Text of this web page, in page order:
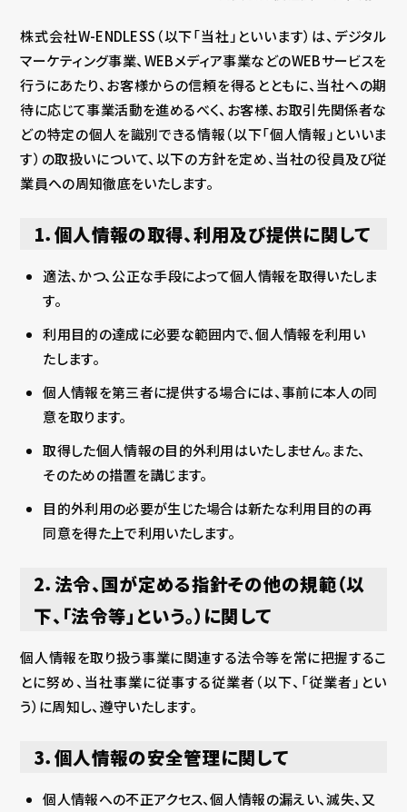
株式会社W-ENDLESS（以下「当社」といいます）は、デジタル
マーケティング事業、WEBメディア事業などのWEBサービスを
行うにあたり、お客様からの信頼を得るとともに、当社への期
待に応じて事業活動を進めるべく、お客様、お取引先関係者な
どの特定の個人を識別できる情報（以下「個人情報」といいま
す）の取扱いについて、以下の方針を定め、当社の役員及び従
業員への周知徹底をいたします。
1．個人情報の取得、利用及び提供に関して
適法、かつ、公正な手段によって個人情報を取得いたしま
す。
利用目的の達成に必要な範囲内で、個人情報を利用い
たします。
個人情報を第三者に提供する場合には、事前に本人の同
意を取ります。
取得した個人情報の目的外利用はいたしません。また、
そのための措置を講じます。
目的外利用の必要が生じた場合は新たな利用目的の再
同意を得た上で利用いたします。
2．法令、国が定める指針その他の規範（以
下、「法令等」という。）に関して
個人情報を取り扱う事業に関連する法令等を常に把握するこ
とに努め、当社事業に従事する従業者（以下、「従業者」とい
う）に周知し、遵守いたします。
3．個人情報の安全管理に関して
個人情報への不正アクセス、個人情報の漏えい、滅失、又